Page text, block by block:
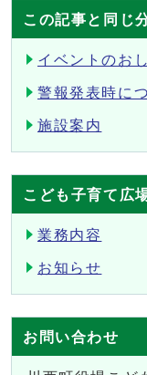
この記事と同じ
イベントのお
警報発表時に
施設案内
こども子育て広
業務内容
お知らせ
お問い合わせ